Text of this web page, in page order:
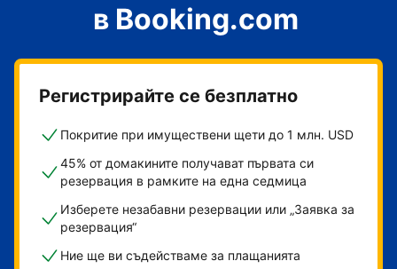
своята къща за гости
своя пансион със закуска
в Booking.com
Регистрирайте се безплатно
Покритие при имуществени щети до 1 млн. USD
45% от домакините получават първата си
резервация в рамките на една седмица
Изберете незабавни резервации или „Заявка за
резервация“
Ние ще ви съдействаме за плащанията